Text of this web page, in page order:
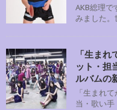
AKB総理で
みました
「生ま
ット・担
ルバムの
「生まれ
当・歌い